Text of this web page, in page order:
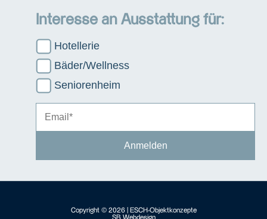
Interesse an Ausstattung für:
Hotellerie
Bäder/Wellness
Seniorenheim
Copyright © 2026 | ESCH-Objektkonzepte
SB Webdesign